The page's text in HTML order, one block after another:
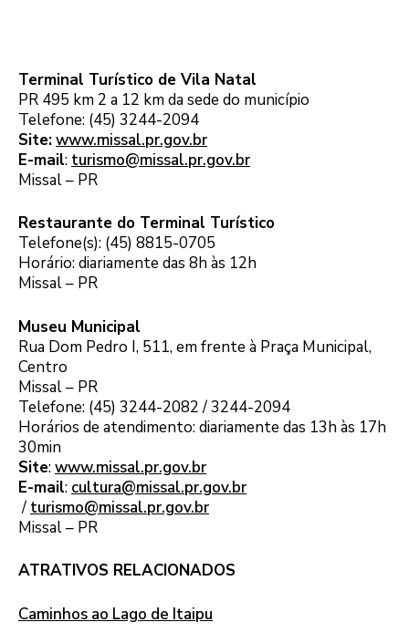
Terminal Turístico de Vila Natal
PR 495 km 2 a 12 km da sede do município
Telefone: (45) 3244-2094
Site:www.missal.pr.gov.br
E-mail: turismo@missal.pr.gov.br
Missal – PR
Restaurante do Terminal Turístico
Telefone(s): (45) 8815-0705
Horário: diariamente das 8h às 12h
Missal – PR
Museu Municipal
Rua Dom Pedro I, 511, em frente à Praça Municipal,
Centro
Missal – PR
Telefone: (45) 3244-2082 / 3244-2094
Horários de atendimento: diariamente das 13h às 17h
30min
Site:www.missal.pr.gov.br
E-mail: cultura@missal.pr.gov.br
/ turismo@missal.pr.gov.br
Missal – PR
ATRATIVOS RELACIONADOS
Caminhos ao Lago de Itaipu